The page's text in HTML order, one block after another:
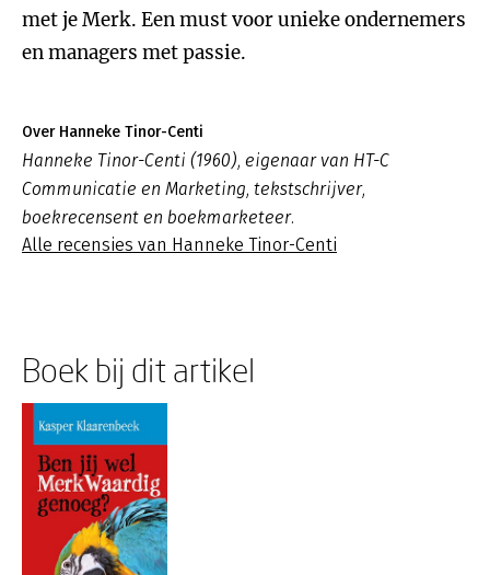
met je Merk. Een must voor unieke ondernemers
en managers met passie.
Over Hanneke Tinor-Centi
Hanneke Tinor-Centi (1960), eigenaar van HT-C
Communicatie en Marketing, tekstschrijver,
boekrecensent en boekmarketeer.
Alle recensies van Hanneke Tinor-Centi
Boek bij dit artikel